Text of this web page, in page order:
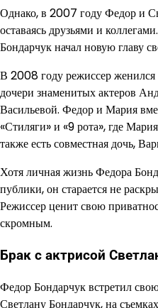
Однако, в 2007 году Федор и
оставаясь друзьями и
Бондарчук начал новую главу
В 2008 году режиссер женился
дочери знаменитых актеров
Васильевой. Федор и Мария
«Стиляги» и «9 рота», где
также есть совместная дочь,
Хотя личная жизнь Федора
публики, он старается не
Режиссер ценит свою
скромным.
Брак с актрисой
Федор Бондарчук встретил
Светлану Бондарчук, на